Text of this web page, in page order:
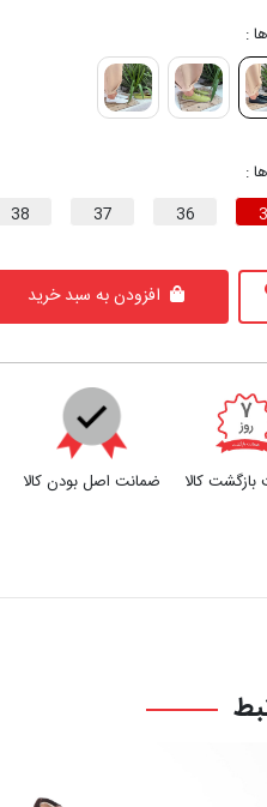
:
:
36
37
38
افزودن به سبد خرید
کالا ضمانت اصل بودن کالا